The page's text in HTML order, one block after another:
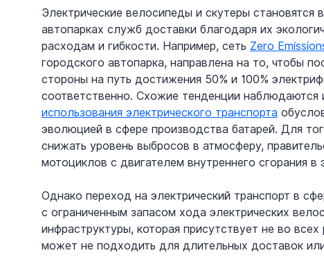
Электрические велосипеды и скутеры
автопарках служб доставки благодаря их
расходам и гибкости. Например, сеть Zero
городского автопарка, направлена на то, чтобы
стороны на путь достижения 50% и 100%
соответственно. Схожие тенденции
использования электрического транспорта
эволюцией в сфере производства батарей. Для
снижать уровень выбросов в атмосферу,
мотоциклов с двигателем внутреннего сгорания в
Однако переход на электрический транспорт в
с ограниченным запасом хода электрических
инфраструктуры, которая присутствует не во
может не подходить для длительных доставок